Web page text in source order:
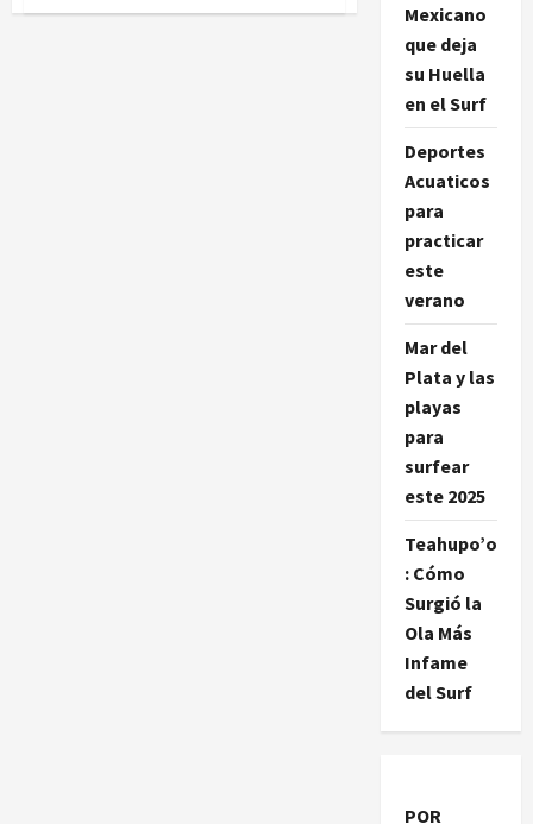
Tom
Mexicano
que deja
su Huella
en el Surf
Deportes
Acuaticos
para
practicar
este
verano
Mar del
Plata y las
playas
para
surfear
este 2025
Teahupo’o
: Cómo
Surgió la
Ola Más
Infame
del Surf
POR